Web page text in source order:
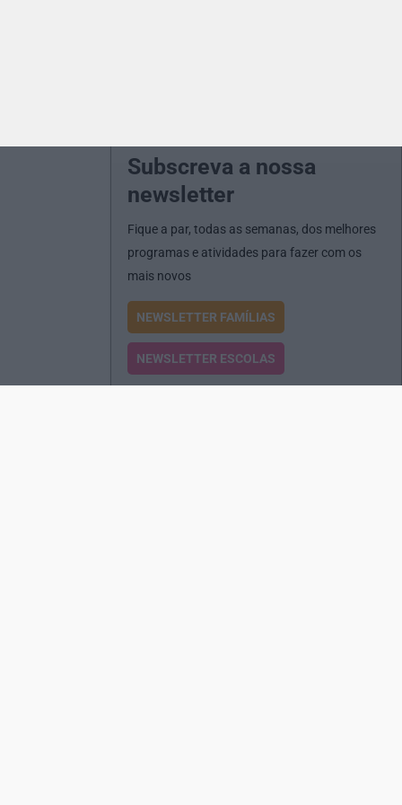
Subscreva a nossa
newsletter
Fique a par, todas as semanas, dos melhores
programas e atividades para fazer com os
mais novos
NEWSLETTER FAMÍLIAS
NEWSLETTER ESCOLAS